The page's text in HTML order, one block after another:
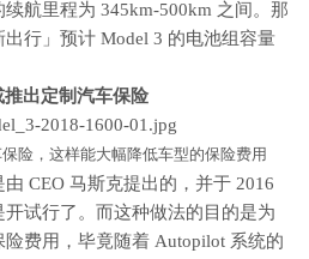
航里程为 345km-500km 之间。那
行」预计 Model 3 的电池组容量
出定制汽车保险
险，这样能大幅降低车型的保险费用
CEO 马斯克提出的，并于 2016
试行了。而这种做法的目的是为
费用，毕竟随着 Autopilot 系统的